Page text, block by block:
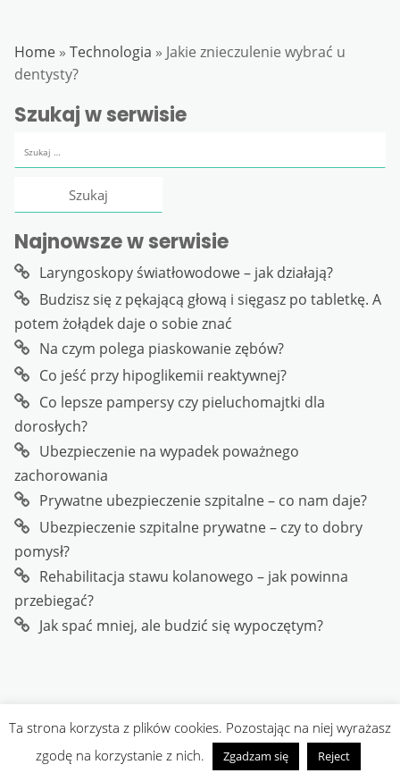
Home » Technologia » Jakie znieczulenie wybrać u
dentysty?
Szukaj w serwisie
Najnowsze w serwisie
Laryngoskopy światłowodowe – jak działają?
Budzisz się z pękającą głową i sięgasz po tabletkę. A
potem żołądek daje o sobie znać
Na czym polega piaskowanie zębów?
Co jeść przy hipoglikemii reaktywnej?
Co lepsze pampersy czy pieluchomajtki dla
dorosłych?
Ubezpieczenie na wypadek poważnego
zachorowania
Prywatne ubezpieczenie szpitalne – co nam daje?
Ubezpieczenie szpitalne prywatne – czy to dobry
pomysł?
Rehabilitacja stawu kolanowego – jak powinna
przebiegać?
Jak spać mniej, ale budzić się wypoczętym?
Przedlekarzem.pl . All rights reserved. | Designed by
Crafthemes.com
Ta strona korzysta z plików cookies. Pozostając na niej wyrażasz
zgodę na korzystanie z nich.
Zgadzam się Reject